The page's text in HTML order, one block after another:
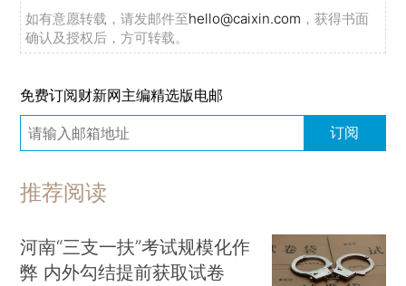
如有意愿转载，请发邮件至hello@caixin.com ，获得书面
确认及授权后，方可转载。
免费订阅财新网主编精选版电邮
订阅
推荐阅读
河南“三支一扶”考试规模化作
弊 内外勾结提前获取试卷